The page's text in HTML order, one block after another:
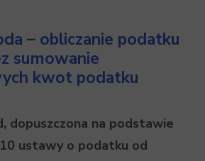
– obliczanie podatku
sumowanie
kwot podatku
dopuszczona na podstawie
ustawy o podatku od